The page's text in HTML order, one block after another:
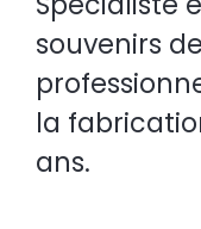
souvenirs
la
ans.